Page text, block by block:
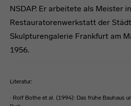
NSDAP. Er arbeitete als Meister
Restauratorenwerkstatt der
Skulpturengalerie Frankfurt am
1956.
Literatur:
· Rolf Bothe et al. (1994): Das frühe Bauhaus